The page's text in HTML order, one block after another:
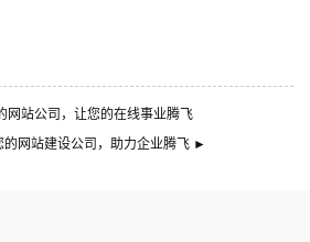
网站公司，让您的在线事业腾飞
网站建设公司，助力企业腾飞 ►